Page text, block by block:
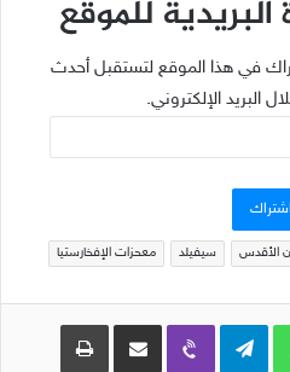
للموقع
في هذا الموقع لتستقبل أحدث
البريد الإلكتروني.
اشتراك
الأقدس سيفيلد معحزات الإفخارستيا
WhatsApp
Telegram
Viber مشاركة عبر البريد طباعة